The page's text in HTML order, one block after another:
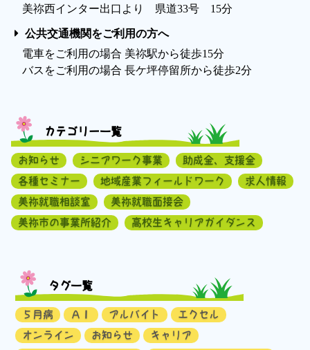
美祢西インター出口より 県道33号 15分
公共交通機関をご利用の方へ
電車をご利用の場合 美祢駅から徒歩15分
バスをご利用の場合 長ケ坪停留所から徒歩2分
カテゴリー一覧
お知らせ シニアワーク事業
助成金、支援金
各種セミナー
地域産業フィールドワーク
求人情報
美祢就職相談室
美祢就職面接会
美祢市の事業所紹介
高校生キャリアガイダンス
タグ一覧
５月病 ＡＩ アルバイト
エクセル
オンライン
お知らせ
キャリア